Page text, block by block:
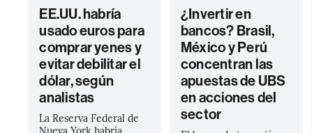
EE.UU. habría
usado euros para
comprar yenes y
evitar debilitar el
dólar, según
analistas
La Reserva Federal de
Nueva York habría
¿Invertir en
bancos? Brasil,
México y Perú
concentran las
apuestas de UBS
en acciones del
sector